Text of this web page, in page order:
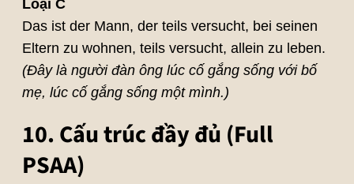
Loại C
Das ist der Mann, der teils versucht, bei seinen
Eltern zu wohnen, teils versucht, allein zu leben.
(Đây là người đàn ông lúc cố gắng sống với bố
mẹ, lúc cố gắng sống một mình.)
10. Cấu trúc đầy đủ (Full
PSAA)